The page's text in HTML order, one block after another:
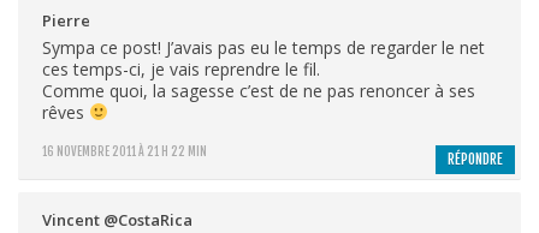
Pierre
16 NOVEMBRE 2011 À 21 H 22 MIN
Sympa ce post! J’avais pas eu le temps de regarder le net
ces temps-ci, je vais reprendre le fil.
Comme quoi, la sagesse c’est de ne pas renoncer à ses
rêves
RÉPONDRE
Vincent @CostaRica